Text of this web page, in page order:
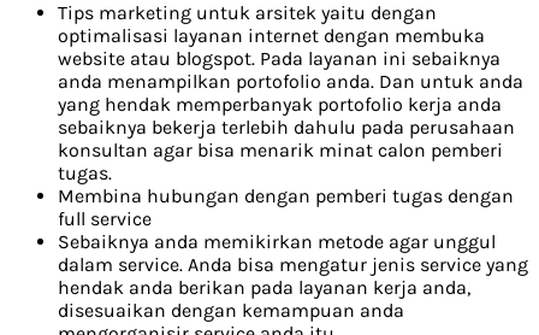
Tips marketing untuk arsitek yaitu dengan
optimalisasi layanan internet dengan membuka
website atau blogspot. Pada layanan ini sebaiknya
anda menampilkan portofolio anda. Dan untuk anda
yang hendak memperbanyak portofolio kerja anda
sebaiknya bekerja terlebih dahulu pada perusahaan
konsultan agar bisa menarik minat calon pemberi
tugas.
Membina hubungan dengan pemberi tugas dengan
full service
Sebaiknya anda memikirkan metode agar unggul
dalam service. Anda bisa mengatur jenis service yang
hendak anda berikan pada layanan kerja anda,
disesuaikan dengan kemampuan anda